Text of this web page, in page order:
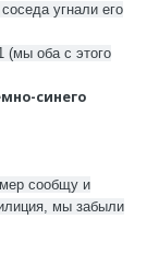
угнали его
(мы оба с этого
синего
сообщу и
мы забыли